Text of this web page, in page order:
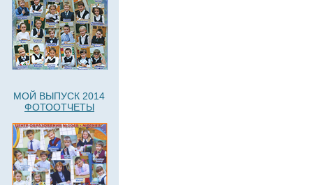
МОЙ ВЫПУСК 2014
ФОТООТЧЕТЫ